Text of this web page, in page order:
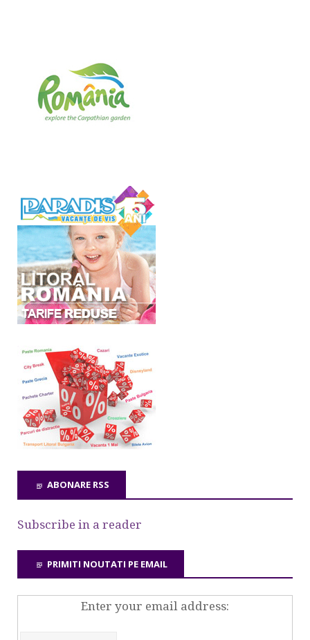
ABONARE RSS
Subscribe in a reader
PRIMITI NOUTATI PE EMAIL
Enter your email address: